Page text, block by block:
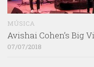
MÚSICA
Avishai Cohen’s Big
07/07/2018